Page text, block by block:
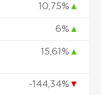
10,75% ▲
6% ▲
15,61% ▲
-144,34% ▼